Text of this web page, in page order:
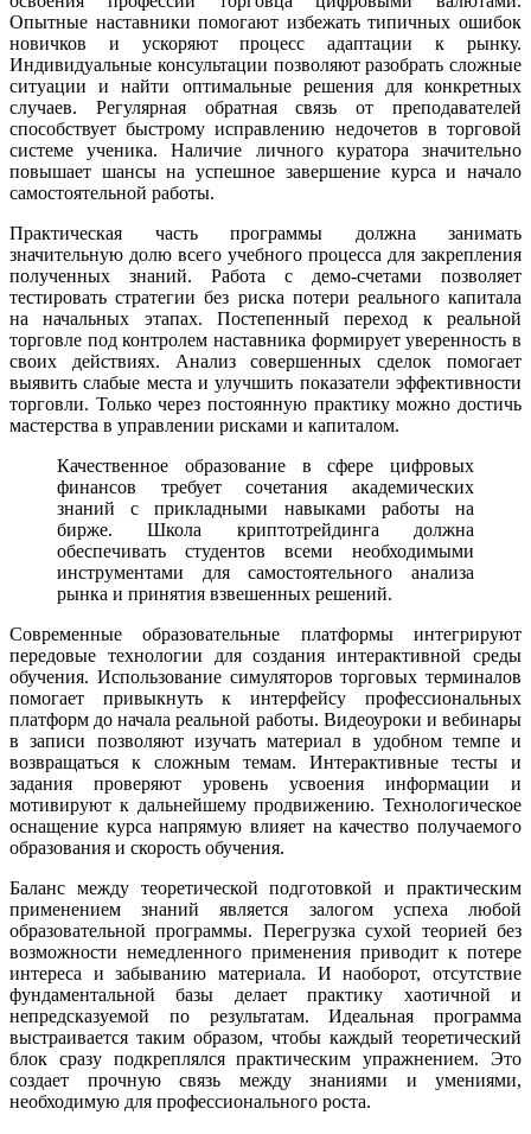
Опытные наставники помогают избежать типичных ошибок
новичков и ускоряют процесс адаптации к рынку.
Индивидуальные консультации позволяют разобрать сложные
ситуации и найти оптимальные решения для конкретных
случаев. Регулярная обратная связь от преподавателей
способствует быстрому исправлению недочетов в торговой
системе ученика. Наличие личного куратора значительно
повышает шансы на успешное завершение курса и начало
самостоятельной работы.
Практическая часть программы должна занимать
значительную долю всего учебного процесса для закрепления
полученных знаний. Работа с демо-счетами позволяет
тестировать стратегии без риска потери реального капитала
на начальных этапах. Постепенный переход к реальной
торговле под контролем наставника формирует уверенность в
своих действиях. Анализ совершенных сделок помогает
выявить слабые места и улучшить показатели эффективности
торговли. Только через постоянную практику можно достичь
мастерства в управлении рисками и капиталом.
Качественное образование в сфере цифровых
финансов требует сочетания академических
знаний с прикладными навыками работы на
бирже. Школа криптотрейдинга должна
обеспечивать студентов всеми необходимыми
инструментами для самостоятельного анализа
рынка и принятия взвешенных решений.
Современные образовательные платформы интегрируют
передовые технологии для создания интерактивной среды
обучения. Использование симуляторов торговых терминалов
помогает привыкнуть к интерфейсу профессиональных
платформ до начала реальной работы. Видеоуроки и вебинары
в записи позволяют изучать материал в удобном темпе и
возвращаться к сложным темам. Интерактивные тесты и
задания проверяют уровень усвоения информации и
мотивируют к дальнейшему продвижению. Технологическое
оснащение курса напрямую влияет на качество получаемого
образования и скорость обучения.
Баланс между теоретической подготовкой и практическим
применением знаний является залогом успеха любой
образовательной программы. Перегрузка сухой теорией без
возможности немедленного применения приводит к потере
интереса и забыванию материала. И наоборот, отсутствие
фундаментальной базы делает практику хаотичной и
непредсказуемой по результатам. Идеальная программа
выстраивается таким образом, чтобы каждый теоретический
блок сразу подкреплялся практическим упражнением. Это
создает прочную связь между знаниями и умениями,
необходимую для профессионального роста.